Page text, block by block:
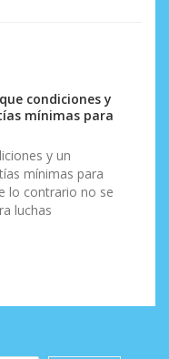
condiciones y
mínimas para
y un
mínimas para
lo contrario no se
luchas